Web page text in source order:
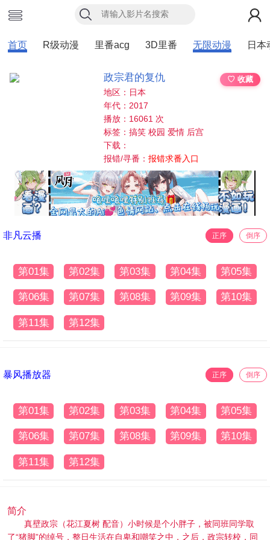
首页 R级动漫 里番acg 3D里番 无限动漫 日本
政宗君的复仇
♡ 收藏
地区：日本
年代：2017
播放：16061 次
标签：搞笑 校园 爱情 后宫
下载：
报错/寻番：报错求番入口
非凡云播 正序 倒序
第01集 第02集 第03集 第04集 第05集
第06集 第07集 第08集 第09集 第10集
第11集 第12集
暴风播放器 正序 倒序
第01集 第02集 第03集 第04集 第05集
第06集 第07集 第08集 第09集 第10集
第11集 第12集
简介
真壁政宗（花江夏树 配音）小时候是个小胖子，被同班同学取
了“猪脚”的绰号，整日生活在自卑和嘲笑之中，之后，政宗转校，同